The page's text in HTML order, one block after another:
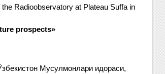
Radioobservatory at Plateau Suffa in
prospects»
Мусулмонлари идораси,